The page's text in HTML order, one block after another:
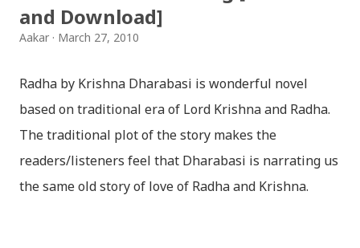
and Download]
Aakar March 27, 2010
Radha by Krishna Dharabasi is wonderful novel
based on traditional era of Lord Krishna and Radha.
The traditional plot of the story makes the
readers/listeners feel that Dharabasi is narrating us
the same old story of love of Radha and Krishna.